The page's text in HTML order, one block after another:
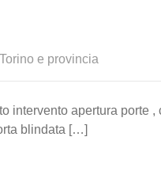
e provincia
intervento apertura porte
blindata […]